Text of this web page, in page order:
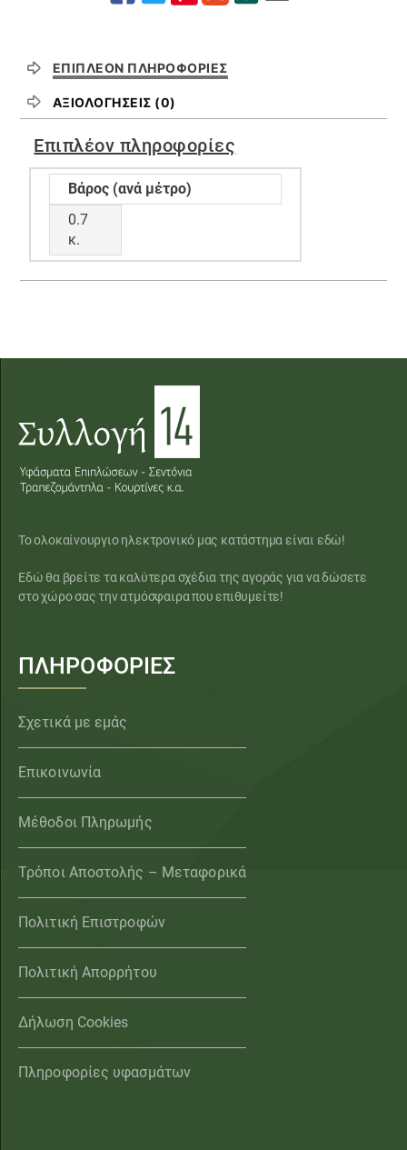
ΕΠΙΠΛΈΟΝ ΠΛΗΡΟΦΟΡΊΕΣ
ΑΞΙΟΛΟΓΉΣΕΙΣ (0)
Επιπλέον πληροφορίες
Βάρος (ανά μέτρο)
0.7
κ.
Το ολοκαίνουργιο ηλεκτρονικό μας κατάστημα είναι εδώ!
Εδώ θα βρείτε τα καλύτερα σχέδια της αγοράς για να δώσετε
στο χώρο σας την ατμόσφαιρα που επιθυμείτε!
ΠΛΗΡΟΦΟΡΙΕΣ
Σχετικά με εμάς
Επικοινωνία
Μέθοδοι Πληρωμής
Τρόποι Αποστολής – Μεταφορικά
Πολιτική Επιστροφών
Πολιτική Απορρήτου
Δήλωση Cookies
Πληροφορίες υφασμάτων